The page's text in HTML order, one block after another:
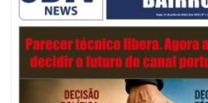
05/08/2026 | 07:00
Salão Nobre Rui Barbosa do Palácio Marcos
protocolar do Município
ITAJAÍ